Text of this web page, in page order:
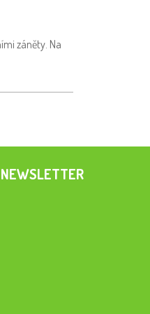
záněty. Na
NEWSLETTER